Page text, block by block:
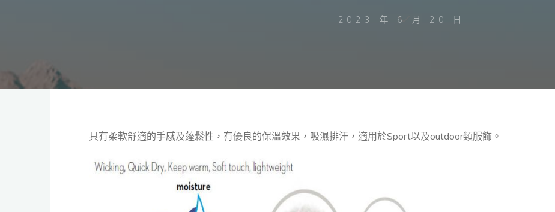
2023 年 6 月 20 日
具有柔軟舒適的手感及蓬鬆性，有優良的保溫效果，吸濕排汗，適用於Sport以及outdoor類服飾。